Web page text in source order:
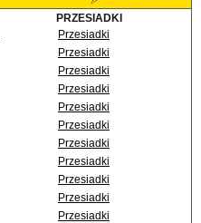
PRZESIADKI
Przesiadki
Przesiadki
Przesiadki
Przesiadki
Przesiadki
Przesiadki
Przesiadki
Przesiadki
Przesiadki
Przesiadki
Przesiadki